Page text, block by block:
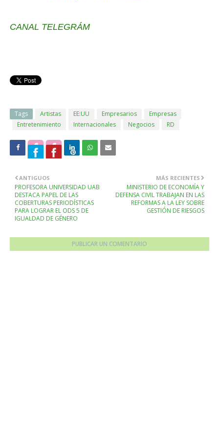
CANAL TELEGRÁM
Tags Artistas EE:UU Empresarios
Empresas
Entretenimiento
Internacionales Negocios RD
MÁS RECIENTES
MINISTERIO DE ECONOMÍA Y
DEFENSA CIVIL TRABAJAN EN LAS
REFORMAS A LA LEY SOBRE
GESTIÓN DE RIESGOS
ANTIGUOS
PROFESORA UNIVERSIDAD UAB
DESTACA PAPEL DE LAS
COBERTURAS PERIODÍSTICAS
PARA LOGRAR EL ODS 5 DE
IGUALDAD DE GÉNERO
PUBLICAR UN COMENTARIO